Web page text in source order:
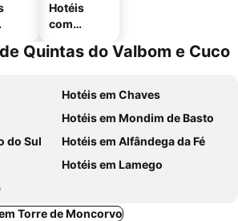
Hotéis
com
mento
Quintas do Valbom e Cuco
Hotéis em Chaves
Hotéis em Mondim de Basto
do Sul
Hotéis em Alfândega da Fé
Hotéis em Lamego
Torre de Moncorvo